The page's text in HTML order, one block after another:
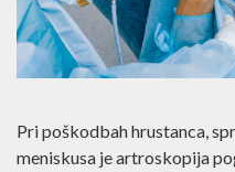
Pri poškodbah hrustanca,
meniskusa je artroskopija